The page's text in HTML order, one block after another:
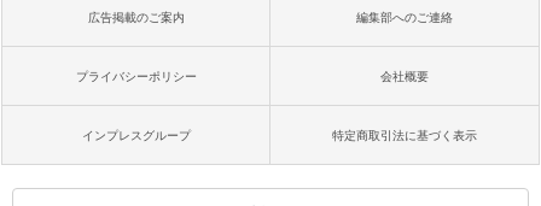
広告掲載のご案内 編集部へのご連絡
プライバシーポリシー 会社概要
インプレスグループ 特定商取引法に基づく表示